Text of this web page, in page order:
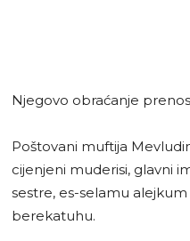
Njegovo obraćanje
Poštovani muftija
cijenjeni muderisi, glavni
sestre, es-selamu
berekatuhu.